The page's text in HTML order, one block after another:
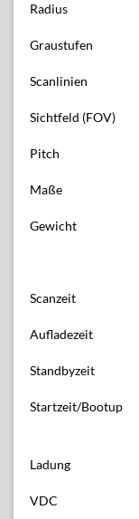
Radius
Graustufen
Scanlinien
Sichtfeld (FOV)
Pitch
Maße
Gewicht
Scanzeit
Aufladezeit
Standbyzeit
Startzeit/Bootup
Ladung
VDC